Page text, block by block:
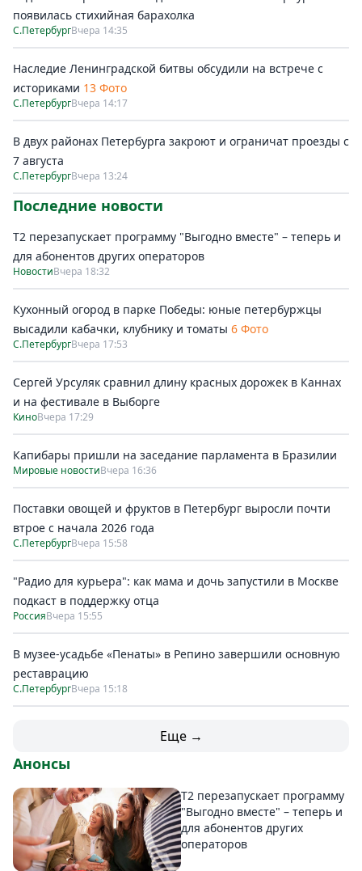
появилась стихийная барахолка
С.ПетербургВчера 14:35
Наследие Ленинградской битвы обсудили на встрече с
историками 13 Фото
С.ПетербургВчера 14:17
В двух районах Петербурга закроют и ограничат проезды с
7 августа
С.ПетербургВчера 13:24
Последние новости
Т2 перезапускает программу "Выгодно вместе" – теперь и
для абонентов других операторов
НовостиВчера 18:32
Кухонный огород в парке Победы: юные петербуржцы
высадили кабачки, клубнику и томаты 6 Фото
С.ПетербургВчера 17:53
Сергей Урсуляк сравнил длину красных дорожек в Каннах
и на фестивале в Выборге
КиноВчера 17:29
Капибары пришли на заседание парламента в Бразилии
Мировые новостиВчера 16:36
Поставки овощей и фруктов в Петербург выросли почти
втрое с начала 2026 года
С.ПетербургВчера 15:58
"Радио для курьера": как мама и дочь запустили в Москве
подкаст в поддержку отца
РоссияВчера 15:55
В музее-усадьбе «Пенаты» в Репино завершили основную
реставрацию
С.ПетербургВчера 15:18
Еще →
Анонсы
Т2 перезапускает программу
"Выгодно вместе" – теперь и
для абонентов других
операторов